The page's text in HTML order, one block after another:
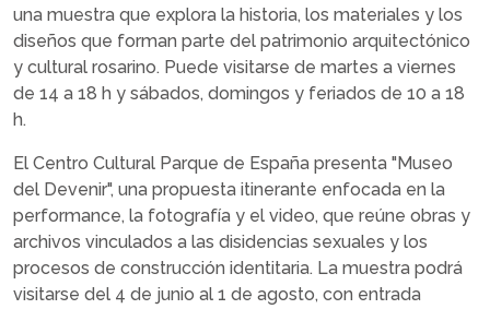
una muestra que explora la historia, los materiales y los
diseños que forman parte del patrimonio arquitectónico
y cultural rosarino. Puede visitarse de martes a viernes
de 14 a 18 h y sábados, domingos y feriados de 10 a 18
h.
El Centro Cultural Parque de España presenta "Museo
del Devenir", una propuesta itinerante enfocada en la
performance, la fotografía y el video, que reúne obras y
archivos vinculados a las disidencias sexuales y los
procesos de construcción identitaria. La muestra podrá
visitarse del 4 de junio al 1 de agosto, con entrada